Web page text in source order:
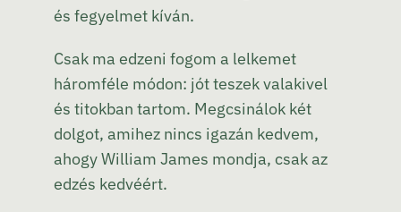
és fegyelmet kíván.
Csak ma edzeni fogom a lelkemet
háromféle módon: jót teszek valakivel
és titokban tartom. Megcsinálok két
dolgot, amihez nincs igazán kedvem,
ahogy William James mondja, csak az
edzés kedvéért.